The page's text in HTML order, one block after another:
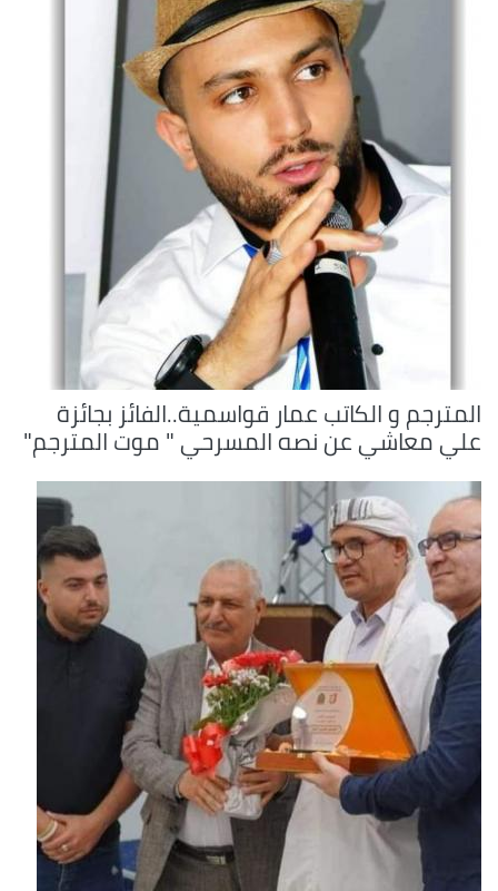
المترجم و الكاتب عمار قواسمية..الفائز بجائزة
علي معاشي عن نصه المسرحي " موت المترجم"